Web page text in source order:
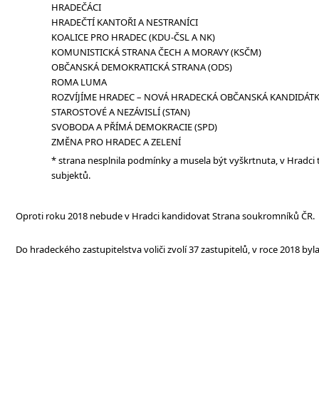
HRADEČÁCI
HRADEČTÍ KANTOŘI A NESTRANÍCI
KOALICE PRO HRADEC (KDU-ČSL A NK)
KOMUNISTICKÁ STRANA ČECH A MORAVY (KSČM)
OBČANSKÁ DEMOKRATICKÁ STRANA (ODS)
ROMA LUMA
ROZVÍJÍME HRADEC – NOVÁ HRADECKÁ OBČANSKÁ
STAROSTOVÉ A NEZÁVISLÍ (STAN)
SVOBODA A PŘÍMÁ DEMOKRACIE (SPD)
ZMĚNA PRO HRADEC A ZELENÍ
* strana nesplnila podmínky a musela být vyškrtnuta, v
subjektů.
Oproti roku 2018 nebude v Hradci kandidovat Strana soukromníků ČR.
Do hradeckého zastupitelstva voliči zvolí 37 zastupitelů, v roce 2018